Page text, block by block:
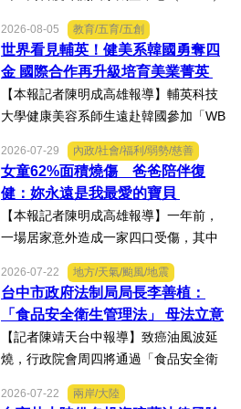
主辦的「2026第二屆台灣盃火箭競賽，
一路過關斬將，順利完成火箭發射，並
將全箭完整回收，勇奪高中學生1K組亞
軍，表現亮眼。陳國清...
2026-08-05 教育/五育/五創
世界看見輔英！健美系韓國勇奪四
金 國際合作再升級培育美業菁英
【本報記者陳明成高雄報導】輔英科技
大學健康美容系師生遠赴韓國參加「WB
AA第25屆世界美容藝術與設計國際大
賽」及「2026WBAGlobalTripleChallen
ge全球美學現場賽」，展現紮實專業實
力，師生聯手勇奪四金、...
2026-07-29 內政/社會/福利/弱勢/慈善
女童62%面積燒傷 爸爸陪伴復
健：妳永遠是我最愛的寶貝
【本報記者陳明成高雄報導】一年前，
一場居家意外造成一家四口受傷，其中
當時年僅四歲的女兒芸芸全身62%面積
燒傷，在加護病房搶救超過兩個月，並
歷經在陽光基金會近一年的漫長復復健
及陪伴下，芸芸將於八月重返...
2026-07-22 地方/天氣/颱風/地震
台中市政府法制局局長李善植：
「食品安全衛生管理法」 母法立意
良善但子法標準過於寬鬆、處罰欠
缺嚇阻力、第一線缺乏足夠的人力
與資源 三級管理終將淪為紙上談兵
【記者陳靖天台中報導】致癌油風波延
燒，行政院會周四將通過「食品安全衛
生管理法」修法。行政院長卓榮泰20日
說明十大修法重點，其中增訂地方主管
2026-07-22 兩岸/大陸